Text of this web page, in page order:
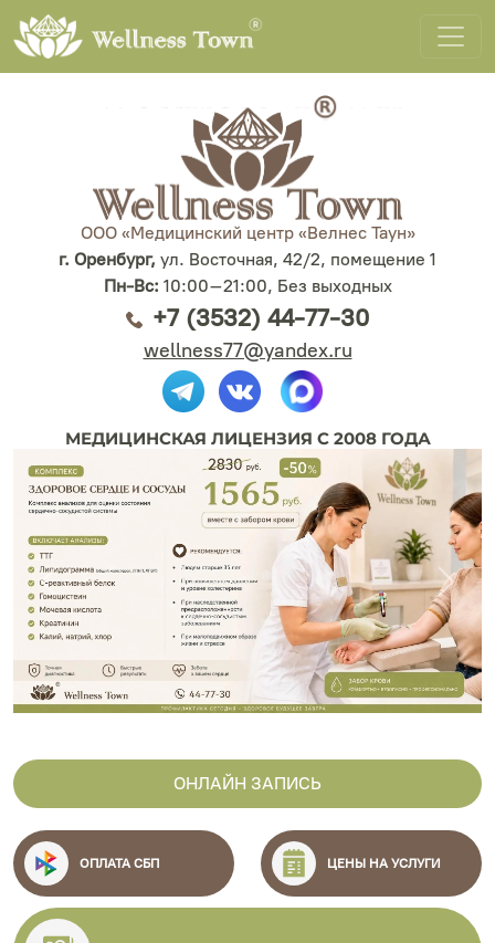
ООО «Медицинский центр «Велнес Таун»
г. Оренбург, ул. Восточная, 42/2, помещение 1
Пн-Вс: 10:00–21:00, Без выходных
+7 (3532) 44-77-30
wellness77@yandex.ru
МЕДИЦИНСКАЯ ЛИЦЕНЗИЯ С 2008 ГОДА
Previous Next
ОНЛАЙН ЗАПИСЬ
ОПЛАТА СБП ЦЕНЫ НА УСЛУГИ